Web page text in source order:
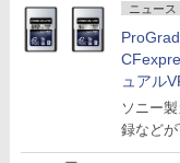
ニュース
ュアル
ソニー
録など